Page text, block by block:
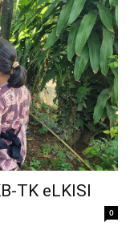
TK eLKISI
0